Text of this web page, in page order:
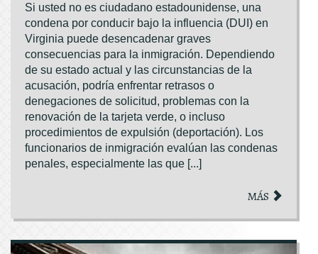
Si usted no es ciudadano estadounidense, una
condena por conducir bajo la influencia (DUI) en
Virginia puede desencadenar graves
consecuencias para la inmigración. Dependiendo
de su estado actual y las circunstancias de la
acusación, podría enfrentar retrasos o
denegaciones de solicitud, problemas con la
renovación de la tarjeta verde, o incluso
procedimientos de expulsión (deportación). Los
funcionarios de inmigración evalúan las condenas
penales, especialmente las que [...]
MÁS